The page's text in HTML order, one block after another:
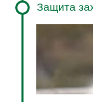
Защита